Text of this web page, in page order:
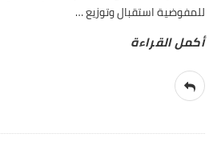
للمفوضية استقبال وتوزيع…